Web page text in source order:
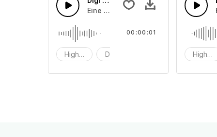
Eine Kombination aus High-Tech-
Hightech Digitaltechnik
00:00:01